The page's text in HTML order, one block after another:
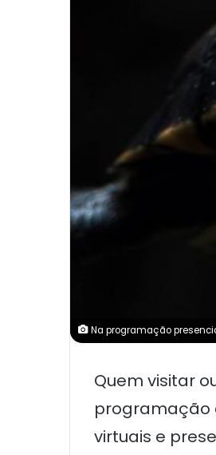
Na programação
Quem visitar
programação
virtuais e